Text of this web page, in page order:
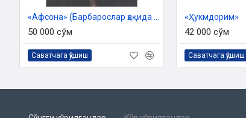
50 000 сўм
Саватчага қўшиш
«Ҳукмдорим»‎
42 000 сўм
Саватчага қўшиш